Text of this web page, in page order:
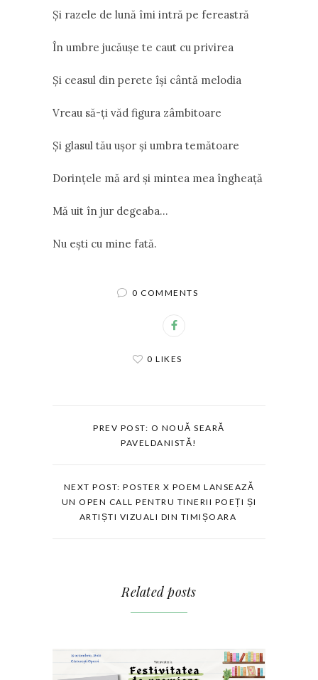
Și razele de lună îmi intră pe fereastră
În umbre jucăușe te caut cu privirea
Și ceasul din perete își cântă melodia
Vreau să-ți văd figura zâmbitoare
Și glasul tău ușor și umbra temătoare
Dorințele mă ard și mintea mea îngheață
Mă uit în jur degeaba…
Nu ești cu mine fată.
0 COMMENTS
0 LIKES
PREV POST: O NOUĂ SEARĂ
PAVELDANISTĂ!
NEXT POST: POSTER X POEM LANSEAZĂ
UN OPEN CALL PENTRU TINERII POEȚI ȘI
ARTIȘTI VIZUALI DIN TIMIȘOARA
Related posts